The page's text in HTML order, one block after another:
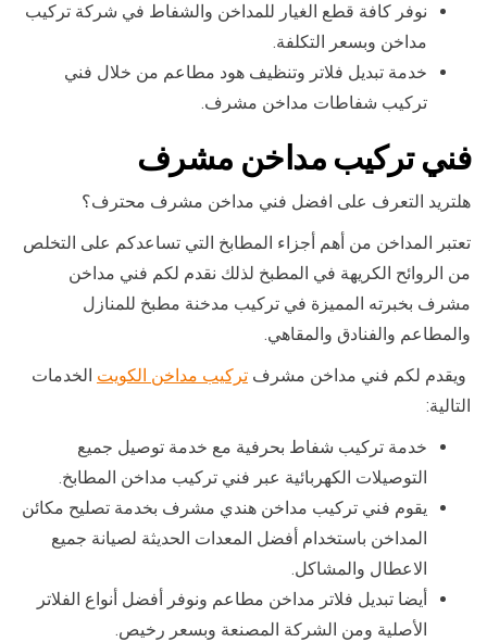
نوفر كافة قطع الغيار للمداخن والشفاط في شركة تركيب
مداخن وبسعر التكلفة.
خدمة تبديل فلاتر وتنظيف هود مطاعم من خلال فني
تركيب شفاطات مداخن مشرف.
فني تركيب مداخن مشرف
هلتريد التعرف على افضل فني مداخن مشرف محترف؟
تعتبر المداخن من أهم أجزاء المطابخ التي تساعدكم على التخلص
من الروائح الكريهة في المطبخ لذلك نقدم لكم فني مداخن
مشرف بخبرته المميزة في تركيب مدخنة مطبخ للمنازل
والمطاعم والفنادق والمقاهي.
ويقدم لكم فني مداخن مشرف تركيب مداخن الكويت الخدمات
التالية:
خدمة تركيب شفاط بحرفية مع خدمة توصيل جميع
التوصيلات الكهربائية عبر فني تركيب مداخن المطابخ.
يقوم فني تركيب مداخن هندي مشرف بخدمة تصليح مكائن
المداخن باستخدام أفضل المعدات الحديثة لصيانة جميع
الاعطال والمشاكل.
أيضا تبديل فلاتر مداخن مطاعم ونوفر أفضل أنواع الفلاتر
الأصلية ومن الشركة المصنعة وبسعر رخيص.